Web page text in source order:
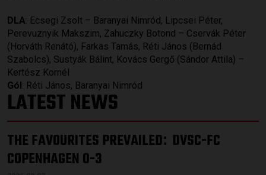
DLA: Ecsegi Zsolt – Baranyai Nimród, Lipcsei Péter,
Perevuznyik Makszim, Zahuczky Botond – Cservák Péter
(Horváth Renátó), Farkas Tamás, Réti János (Bernád
Szabolcs), Sustyák Bálint, Kovács Gergő (Sándor Attila) –
Kertész Kornél
Gól: Réti János, Baranyai Nimród
LATEST NEWS
THE FAVOURITES PREVAILED: DVSC-FC
COPENHAGEN 0-3